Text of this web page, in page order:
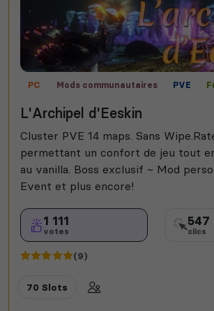
PC Mods communautaires PVE
L'Archipel d'Eeskin
Cluster PVE 14 maps. Sans
permettant un confort de jeu tout
au vanilla. Boss exclusif ~ Mod
Event et plus encore!
1 111
votes
547
clics
(9)
70 Slots